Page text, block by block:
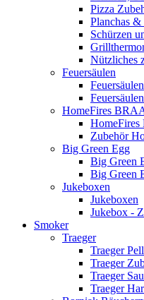
Pizza
Planchas
Schürzen
Nützliches
Feuersäulen
Feuersäulen
HomeFires
Zubehör
Big Green Egg
Big Green
Big Green
Jukeboxen
Jukeboxen
Jukebox -
Smoker
Traeger
Traeger
Traeger
Traeger
Traeger